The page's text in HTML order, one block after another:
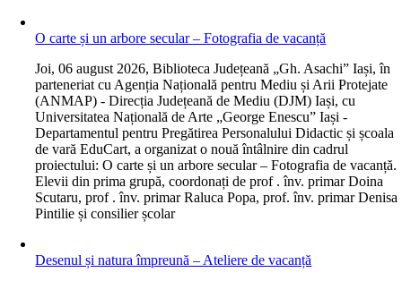
O carte și un arbore secular – Fotografia de vacanță
Joi, 06 august 2026, Biblioteca Județeană „Gh. Asachi” Iași, în
parteneriat cu Agenția Națională pentru Mediu și Arii Protejate
(ANMAP) - Direcția Județeană de Mediu (DJM) Iași, cu
Universitatea Națională de Arte „George Enescu” Iași -
Departamentul pentru Pregătirea Personalului Didactic și școala
de vară EduCart, a organizat o nouă întâlnire din cadrul
proiectului: O carte și un arbore secular – Fotografia de vacanță.
Elevii din prima grupă, coordonați de prof . înv. primar Doina
Scutaru, prof . înv. primar Raluca Popa, prof. înv. primar Denisa
Pintilie și consilier școlar
Desenul și natura împreună – Ateliere de vacanță